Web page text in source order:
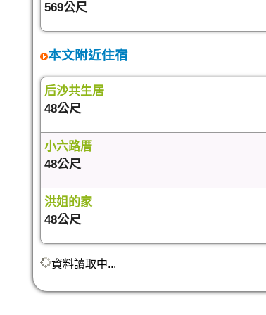
569公尺
本文附近住宿
后沙共生居
48公尺
小六路厝
48公尺
洪姐的家
48公尺
資料讀取中...